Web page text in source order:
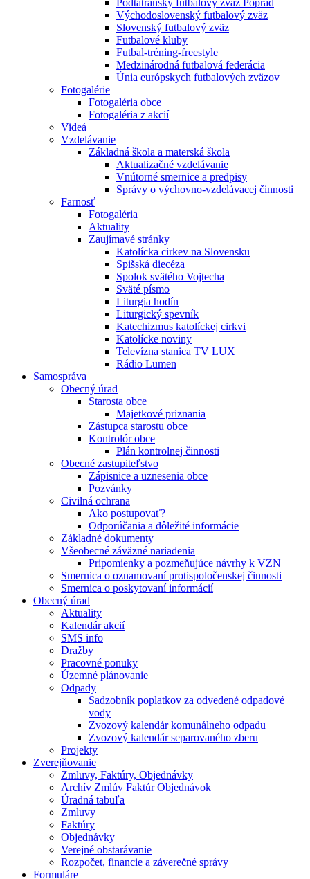
Podtatranský futbalový zväz Poprad
Východoslovenský futbalový zväz
Slovenský futbalový zväz
Futbalové kluby
Futbal-tréning-freestyle
Medzinárodná futbalová federácia
Únia európskych futbalových zväzov
Fotogalérie
Fotogaléria obce
Fotogaléria z akcií
Videá
Vzdelávanie
Základná škola a materská škola
Aktualizačné vzdelávanie
Vnútorné smernice a predpisy
Správy o výchovno-vzdelávacej činnosti
Farnosť
Fotogaléria
Aktuality
Zaujímavé stránky
Katolícka cirkev na Slovensku
Spišská diecéza
Spolok svätého Vojtecha
Sväté písmo
Liturgia hodín
Liturgický spevník
Katechizmus katolíckej cirkvi
Katolícke noviny
Televízna stanica TV LUX
Rádio Lumen
Samospráva
Obecný úrad
Starosta obce
Majetkové priznania
Zástupca starostu obce
Kontrolór obce
Plán kontrolnej činnosti
Obecné zastupiteľstvo
Zápisnice a uznesenia obce
Pozvánky
Civilná ochrana
Ako postupovať?
Odporúčania a dôležité informácie
Základné dokumenty
Všeobecné záväzné nariadenia
Pripomienky a pozmeňujúce návrhy k VZN
Smernica o oznamovaní protispoločenskej činnosti
Smernica o poskytovaní informácií
Obecný úrad
Aktuality
Kalendár akcií
SMS info
Dražby
Pracovné ponuky
Územné plánovanie
Odpady
Sadzobník poplatkov za odvedené odpadové
vody
Zvozový kalendár komunálneho odpadu
Zvozový kalendár separovaného zberu
Projekty
Zverejňovanie
Zmluvy, Faktúry, Objednávky
Archív Zmlúv Faktúr Objednávok
Úradná tabuľa
Zmluvy
Faktúry
Objednávky
Verejné obstarávanie
Rozpočet, financie a záverečné správy
Formuláre